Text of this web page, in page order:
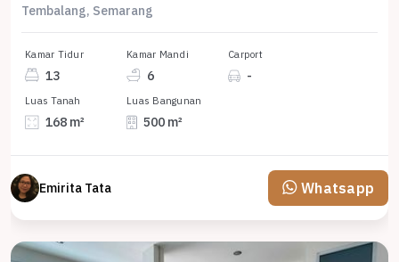
Tembalang, Semarang
Kamar Tidur
13
Kamar Mandi
6
Carport
-
Luas Tanah
168 m²
Luas Bangunan
500 m²
Emirita Tata Whatsapp